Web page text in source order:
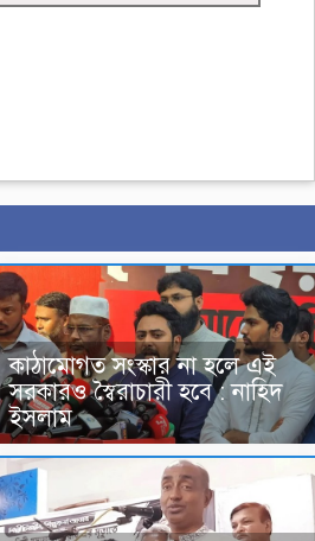
কাঠামোগত সংস্কার না হলে এই
সরকারও স্বৈরাচারী হবে : নাহিদ
ইসলাম